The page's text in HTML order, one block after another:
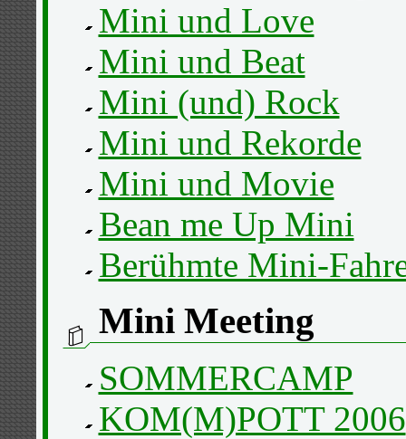
Mini und Love
Mini und Beat
Mini (und) Rock
Mini und Rekorde
Mini und Movie
Bean me Up Mini
Berühmte Mini-
Mini Meeting
SOMMERCAMP
KOM(M)POTT 2006